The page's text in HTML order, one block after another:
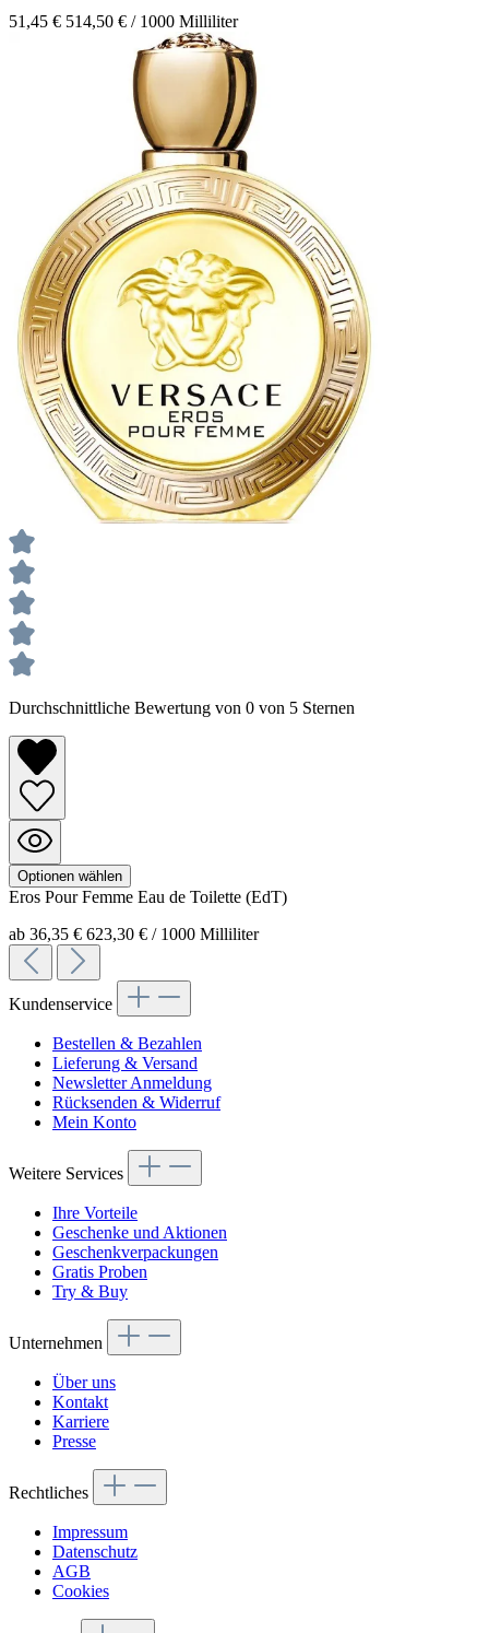
51,45 € 514,50 € / 1000 Milliliter
Durchschnittliche Bewertung von 0 von 5 Sternen
Optionen wählen
Eros Pour Femme Eau de Toilette (EdT)
ab 36,35 € 623,30 € / 1000 Milliliter
Kundenservice
Bestellen & Bezahlen
Lieferung & Versand
Newsletter Anmeldung
Rücksenden & Widerruf
Mein Konto
Weitere Services
Ihre Vorteile
Geschenke und Aktionen
Geschenkverpackungen
Gratis Proben
Try & Buy
Unternehmen
Über uns
Kontakt
Karriere
Presse
Rechtliches
Impressum
Datenschutz
AGB
Cookies